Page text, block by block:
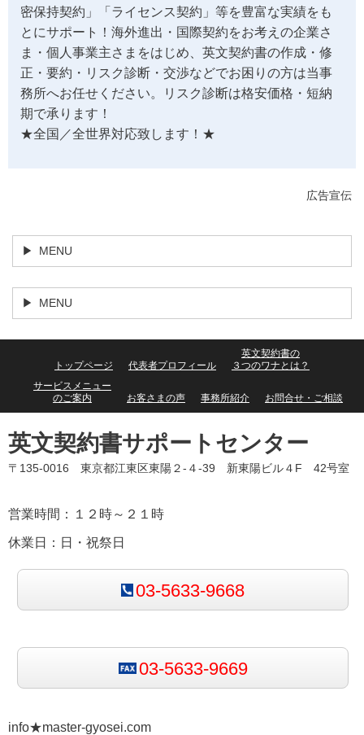
密保持契約」「ライセンス契約」等を豊富な実績をも
とにサポート！海外進出・国際契約をお考えの企業さ
ま・個人事業主さまをはじめ、英文契約書の作成・修
正・要約・リスク診断・交渉などでお困りの方は当事
務所へお任せください。リスク診断は格安価格・短納
期で承ります！
★全国／全世界対応致します！★
広告宣伝
MENU
MENU
トップページ 代表者プロフィール
英文契約書の
３つのワナとは？
サービスメニュー
のご案内
お客さまの声 事務所紹介 お問合せ・ご相談
英文契約書サポートセンター
〒135-0016 東京都江東区東陽２-４-39 新東陽ビル４F 42号室
営業時間：１２時～２１時
休業日：日・祝祭日
03-5633-9668
03-5633-9669
info★master-gyosei.com